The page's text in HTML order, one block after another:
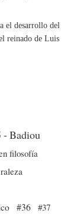
el desarrollo del
reinado de Luis
- Badiou
filosofía
#36 #37